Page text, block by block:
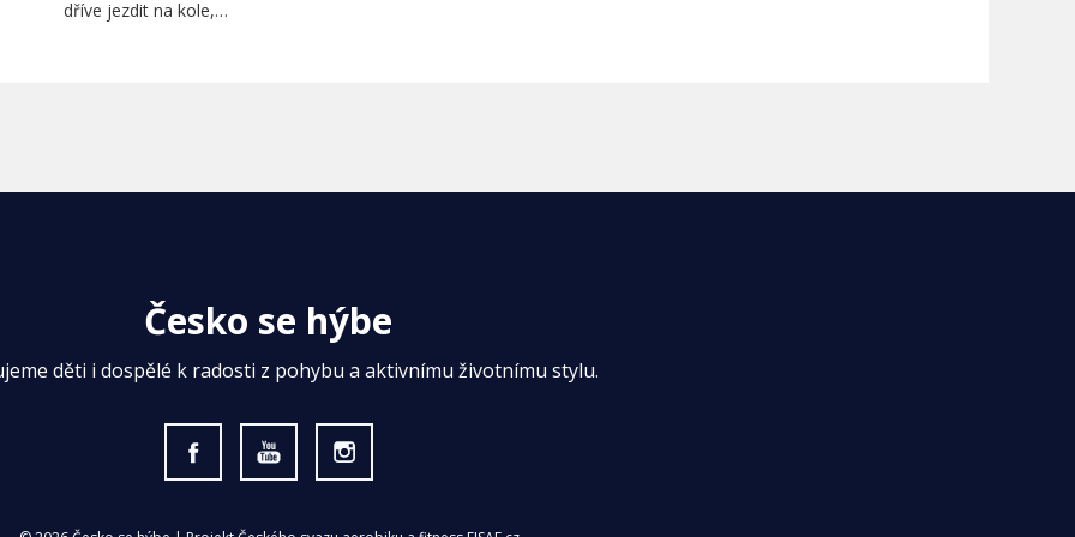
dříve jezdit na kole,…
Česko se hýbe
děti i dospělé k radosti z pohybu a aktivnímu životnímu stylu.